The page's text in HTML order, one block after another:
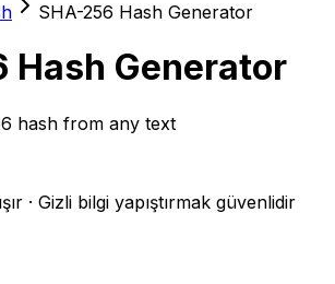
SHA-256 Hash Generator
Hash Generator
hash from any text
· Gizli bilgi yapıştırmak güvenlidir